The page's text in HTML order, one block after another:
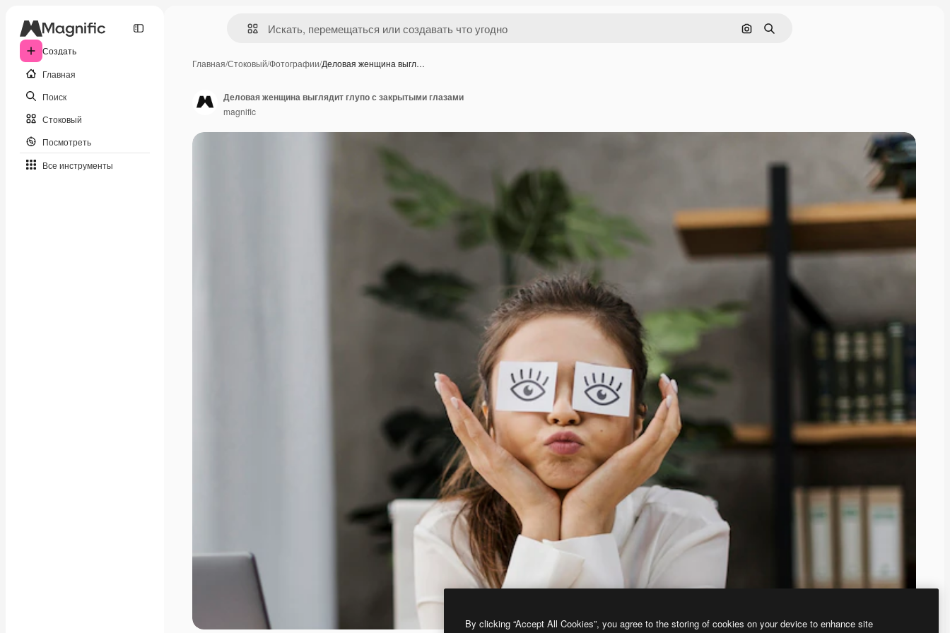
Создать
Главная
Поиск
Стоковый
Посмотреть
Все инструменты
Поиск по изображению
Поиск
Главная/Стоковый/Фотографии/Деловая женщина выгл…
Деловая женщина выглядит глупо с закрытыми глазами
magnific
By clicking “Accept All Cookies”, you agree to the storing of cookies on your device to enhance site